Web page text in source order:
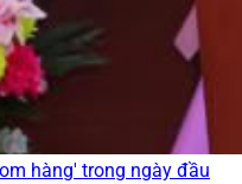
hàng' trong ngày đầu